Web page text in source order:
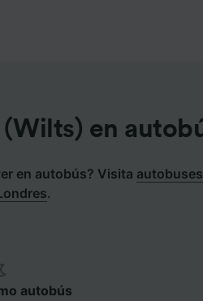
en
en autobús? Visita
.
autobús